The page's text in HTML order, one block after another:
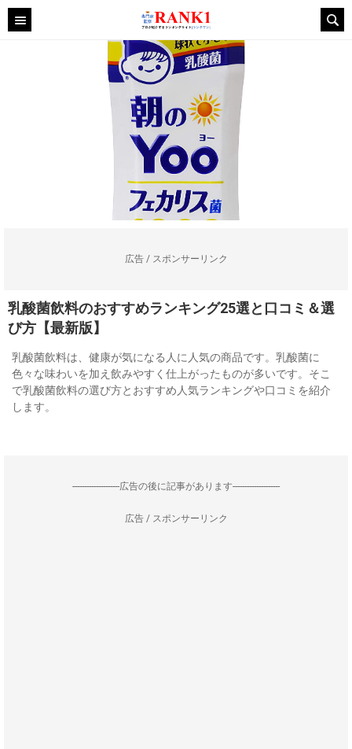
広告 / スポンサーリンク
乳酸菌飲料のおすすめランキング25選と口コミ＆選
び方【最新版】
乳酸菌飲料は、健康が気になる人に人気の商品です。乳酸菌に
色々な味わいを加え飲みやすく仕上がったものが多いです。そこ
で乳酸菌飲料の選び方とおすすめ人気ランキングや口コミを紹介
します。
--------------------広告の後に記事があります--------------------
広告 / スポンサーリンク